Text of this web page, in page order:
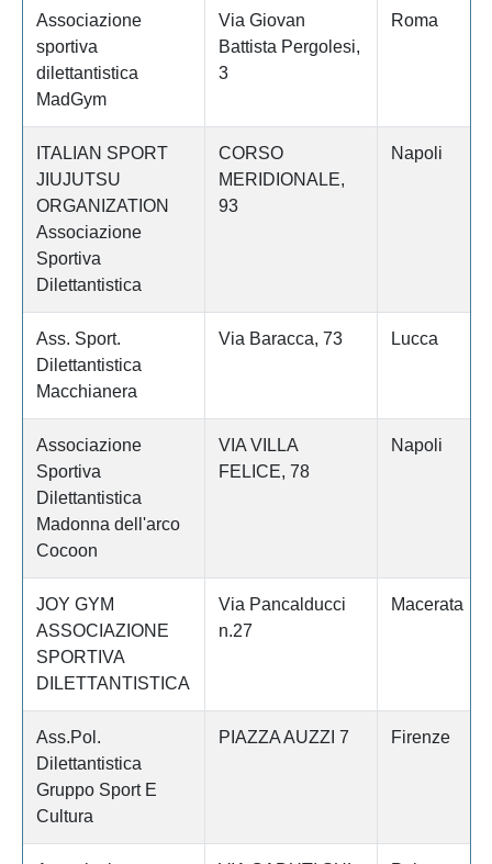
Associazione
sportiva
dilettantistica
MadGym
Via Giovan
Battista Pergolesi,
3
Roma
ITALIAN SPORT
JIUJUTSU
ORGANIZATION
Associazione
Sportiva
Dilettantistica
CORSO
MERIDIONALE,
93
Napoli
Ass. Sport.
Dilettantistica
Macchianera
Via Baracca, 73 Lucca
Associazione
Sportiva
Dilettantistica
Madonna dell'arco
Cocoon
VIA VILLA
FELICE, 78
Napoli
JOY GYM
ASSOCIAZIONE
SPORTIVA
DILETTANTISTICA
Via Pancalducci
n.27
Macerata
Ass.Pol.
Dilettantistica
Gruppo Sport E
Cultura
PIAZZA AUZZI 7 Firenze